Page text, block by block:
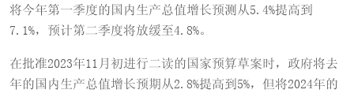
将今年第一季度的国内生产总值增长预测从5.4%提高到
7.1%，预计第二季度将放缓至4.8%。
在批准2023年11月初进行二读的国家预算草案时，政府将去
年的国内生产总值增长预期从2.8%提高到5%，但将2024年的